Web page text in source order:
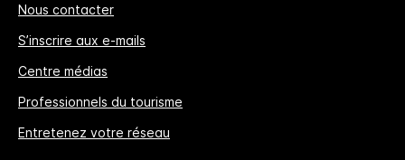
Nous contacter
S’inscrire aux e-mails
Centre médias
Professionnels du tourisme
Entretenez votre réseau
et multiplierons les points IHG® One Rewards
offerts par 5, jusqu’à 40000-points au
maximum.
Votre chambre est garantie.